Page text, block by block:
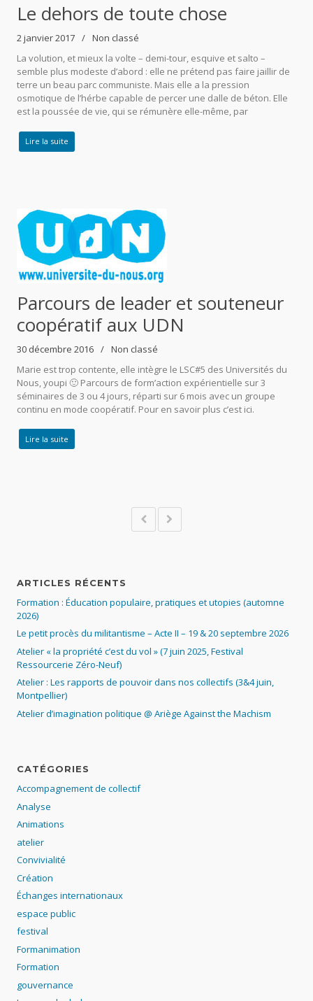
Le dehors de toute chose
2 janvier 2017
Non classé
La volution, et mieux la volte – demi-tour, esquive et salto –
semble plus modeste d’abord : elle ne prétend pas faire jaillir de
terre un beau parc communiste. Mais elle a la pression
osmotique de l’hérbe capable de percer une dalle de béton. Elle
est la poussée de vie, qui se rémunère elle-même, par
Lire la suite
Parcours de leader et souteneur
coopératif aux UDN
30 décembre 2016
Non classé
Marie est trop contente, elle intègre le LSC#5 des Universités du
Nous, youpi 🙂 Parcours de form’action expérientielle sur 3
séminaires de 3 ou 4 jours, réparti sur 6 mois avec un groupe
continu en mode coopératif. Pour en savoir plus c’est ici.
Lire la suite
ARTICLES RÉCENTS
Formation : Éducation populaire, pratiques et utopies (automne
2026)
Le petit procès du militantisme – Acte II – 19 & 20 septembre 2026
Atelier « la propriété c’est du vol » (7 juin 2025, Festival
Ressourcerie Zéro-Neuf)
Atelier : Les rapports de pouvoir dans nos collectifs (3&4 juin,
Montpellier)
Atelier d’imagination politique @ Ariège Against the Machism
CATÉGORIES
Accompagnement de collectif
Analyse
Animations
atelier
Convivialité
Création
Échanges internationaux
espace public
festival
Formanimation
Formation
gouvernance